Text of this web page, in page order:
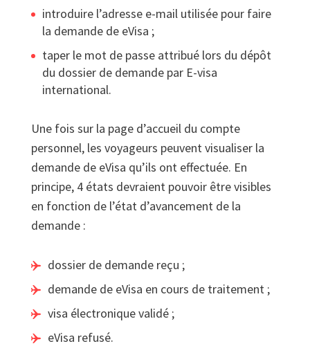
introduire l’adresse e-mail utilisée pour faire
la demande de eVisa ;
taper le mot de passe attribué lors du dépôt
du dossier de demande par E-visa
international.
Une fois sur la page d’accueil du compte
personnel, les voyageurs peuvent visualiser la
demande de eVisa qu’ils ont effectuée. En
principe, 4 états devraient pouvoir être visibles
en fonction de l’état d’avancement de la
demande :
dossier de demande reçu ;
demande de eVisa en cours de traitement ;
visa électronique validé ;
eVisa refusé.